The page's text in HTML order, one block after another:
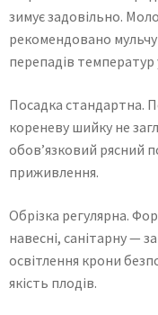
зимує задовільно.
рекомендовано
перепадів температур
Посадка стандартна.
кореневу шийку не
обов’язковий рясний
приживлення.
Обрізка регулярна.
навесні, санітарну —
освітлення крони
якість плодів.